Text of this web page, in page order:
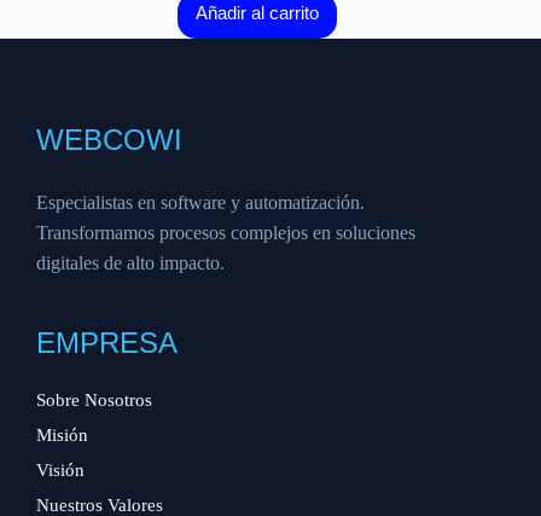
Añadir al carrito
WEBCOWI
Especialistas en software y automatización.
Transformamos procesos complejos en soluciones
digitales de alto impacto.
EMPRESA
Sobre Nosotros
Misión
Visión
Nuestros Valores